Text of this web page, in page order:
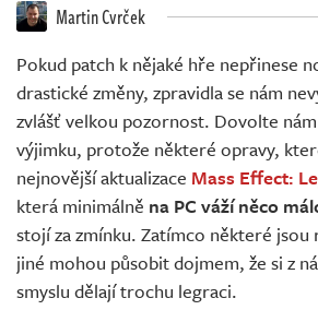
Živě Martin Cvrček
Pokud patch k nějaké hře nepřinese
drastické změny, zpravidla se nám
zvlášť velkou pozornost. Dovolte
výjimku, protože některé opravy,
nejnovější aktualizace Mass Effect:
která minimálně na PC váží něco
stojí za zmínku. Zatímco některé jsou
jiné mohou působit dojmem, že si z
smyslu dělají trochu legraci.